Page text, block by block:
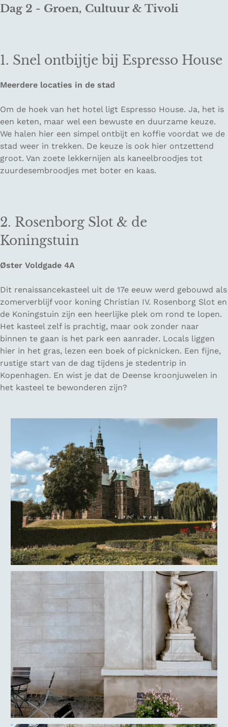
Dag 2 - Groen, Cultuur & Tivoli
1. Snel ontbijtje bij Espresso House
Meerdere locaties in de stad
Om de hoek van het hotel ligt Espresso House. Ja, het is
een keten, maar wel een bewuste en duurzame keuze.
We halen hier een simpel ontbijt en koffie voordat we de
stad weer in trekken. De keuze is ook hier ontzettend
groot. Van zoete lekkernijen als kaneelbroodjes tot
zuurdesembroodjes met boter en kaas.
2. Rosenborg Slot & de
Koningstuin
Øster Voldgade 4A
Dit renaissancekasteel uit de 17e eeuw werd gebouwd als
zomerverblijf voor koning Christian IV. Rosenborg Slot en
de Koningstuin zijn een heerlijke plek om rond te lopen.
Het kasteel zelf is prachtig, maar ook zonder naar
binnen te gaan is het park een aanrader. Locals liggen
hier in het gras, lezen een boek of picknicken. Een fijne,
rustige start van de dag tijdens je stedentrip in
Kopenhagen. En wist je dat de Deense kroonjuwelen in
het kasteel te bewonderen zijn?